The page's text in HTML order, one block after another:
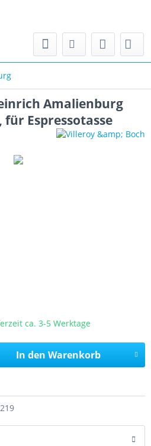
Amalienburg
Espressotasse
ca. 3-5 Werktage
In den Warenkorb